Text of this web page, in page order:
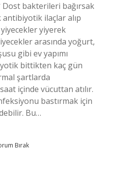
bakterileri bağırsak
ilaçlar alıp
yiyerek
arasında yoğurt,
gibi ev yapımı
bittikten kaç gün
şartlarda
içinde vücuttan atılır.
bastırmak için
Bu…
Bırak